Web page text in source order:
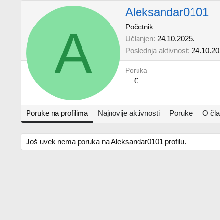
A
Aleksandar0101
Početnik
Učlanjen 24.10.2025.
Poslednja aktivnost
Poruka
0
Poruke na profilima Najnovije aktivnosti Poruke O
Još uvek nema poruka na Aleksandar0101 profilu.